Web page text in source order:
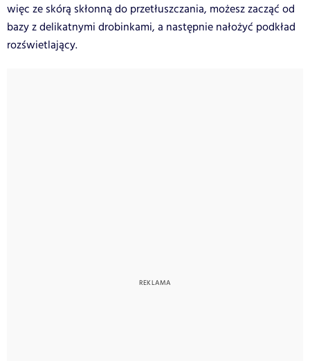
więc ze skórą skłonną do przetłuszczania, możesz zacząć od
bazy z delikatnymi drobinkami, a następnie nałożyć podkład
rozświetlający.